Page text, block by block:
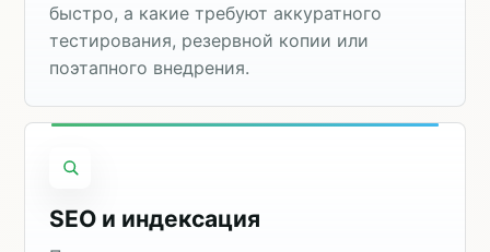
быстро, а какие требуют аккуратного
тестирования, резервной копии или
поэтапного внедрения.
SEO и индексация